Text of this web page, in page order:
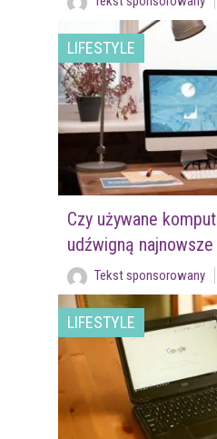
LIFESTYLE
Czy używane
udźwigną
Tekst sponsorowany
LIFESTYLE